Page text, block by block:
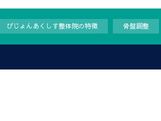
ぴじょんあくしす整体院の特徴 骨盤調整